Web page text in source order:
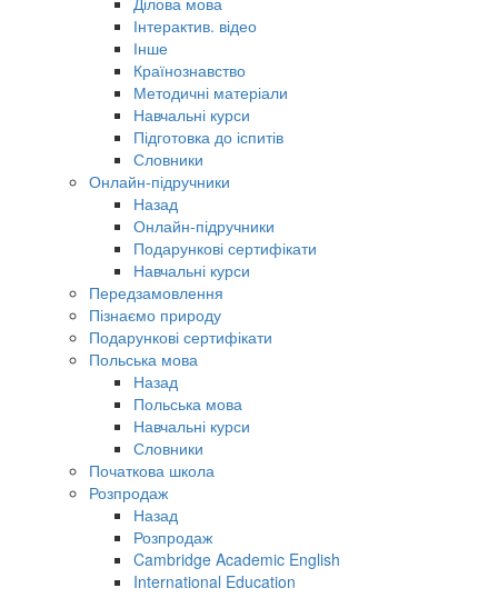
Інтерактив. відео
Інше
Країнознавство
Методичні матеріали
Навчальні курси
Підготовка до іспитів
Словники
Онлайн-підручники
Назад
Онлайн-підручники
Подарункові сертифікати
Навчальні курси
Передзамовлення
Пізнаємо природу
Подарункові сертифікати
Польська мова
Назад
Польська мова
Навчальні курси
Словники
Початкова школа
Розпродаж
Назад
Розпродаж
Cambridge Academic English
International Education